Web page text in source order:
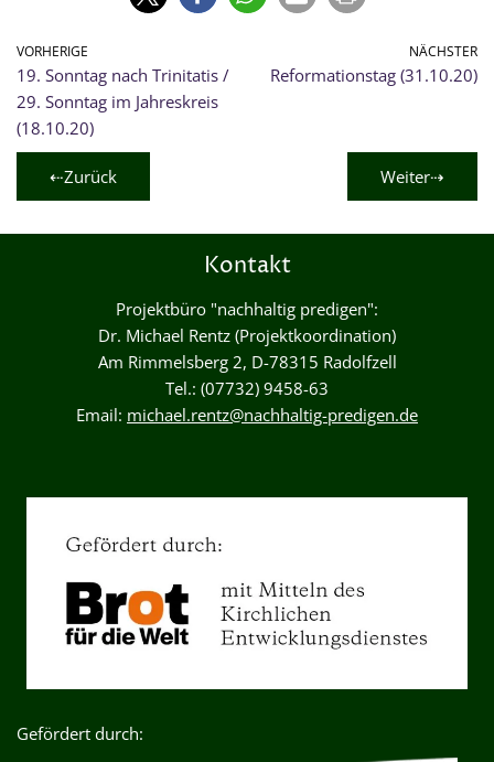
VORHERIGE
19. Sonntag nach Trinitatis /
29. Sonntag im Jahreskreis
(18.10.20)
NÄCHSTER
Reformationstag (31.10.20)
⇠Zurück Weiter⇢
Kontakt
Projektbüro "nachhaltig predigen":
Dr. Michael Rentz (Projektkoordination)
Am Rimmelsberg 2, D-78315 Radolfzell
Tel.: (07732) 9458-63
Email: michael.rentz@nachhaltig-predigen.de
Gefördert durch: